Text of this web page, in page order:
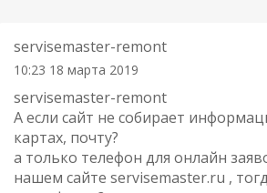
servisemaster-remont
10:23 18 марта 2019
servisemaster-remont
А если сайт не собирает
картах, почту?
а только телефон для онлайн
нашем сайте servisemaster.ru ,